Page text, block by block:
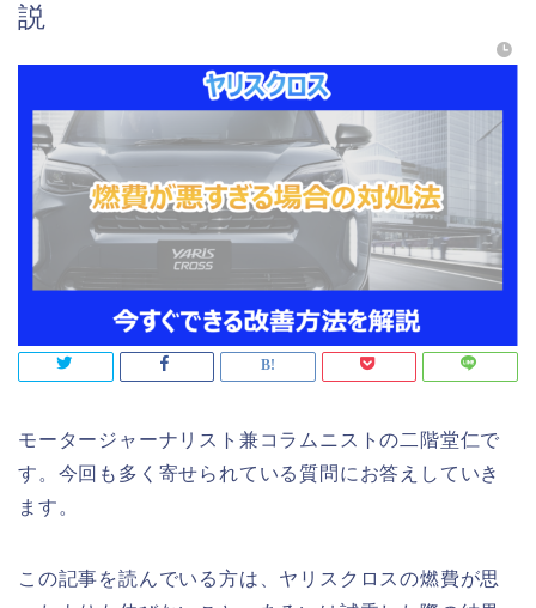
説
モータージャーナリスト兼コラムニストの二階堂仁で
す。今回も多く寄せられている質問にお答えしていき
ます。
この記事を読んでいる方は、ヤリスクロスの燃費が思